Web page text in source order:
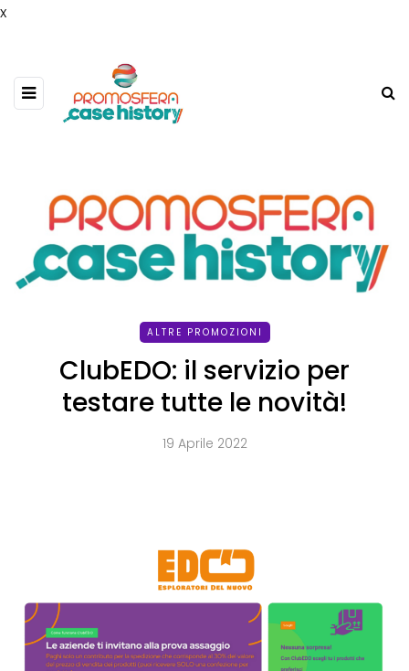
x
ALTRE PROMOZIONI
ClubEDO: il servizio per
testare tutte le novità!
19 Aprile 2022